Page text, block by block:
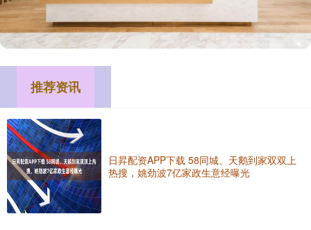
推荐资讯
日昇配资APP下载 58同城、天鹅到家双双上
热搜，姚劲波7亿家政生意经曝光